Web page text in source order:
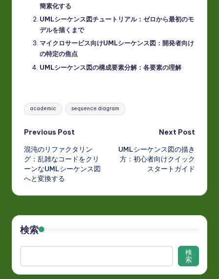
簡素化する
UMLシーケンス図チュートリアル：ゼロから最初のモ
デルを描くまで
マイクロサービス向けUMLシーケンス図：開発者向け
の特定の焦点
UMLシーケンス図の構成要素分解：各要素の理解
Tags:
academic sequence diagram
Post
navigation
Previous Post
混沌のリファクタリン
グ：乱雑なコードをクリ
ーンなUMLシーケンス図
へと変換する
Next Post
UMLシーケンス図の描き
方：初心者向けクイック
スタートガイド
検索
検
索